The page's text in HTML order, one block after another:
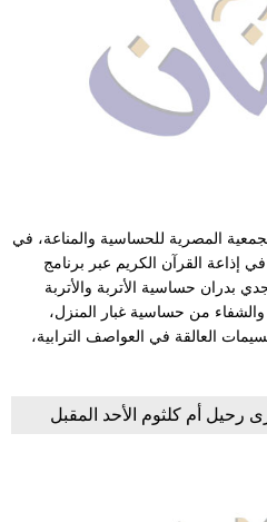
سيارات
المصرية للحساسية والمناعة، في
إذاعة القرآن الكريم عبر برنامج
بدران حساسية الأتربة والأتربة
والشفاء من حساسية غبار المنزل،
العالقة في العواصف الترابية،
رحيل أم كلثوم الأحد المقبل